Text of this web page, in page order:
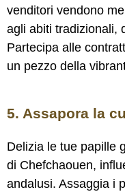
venditori vendono
agli abiti tradizionali,
Partecipa alle
un pezzo della
5. Assapora la
Delizia le tue papille
di Chefchaouen,
andalusi. Assaggia i